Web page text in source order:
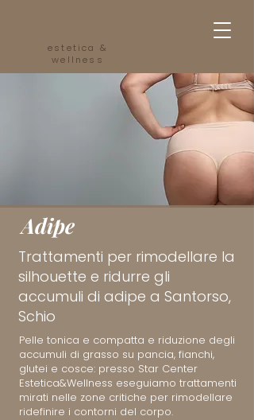
estetica &
wellness
Adipe
Trattamenti per rimodellare la
silhouette e ridurre gli
accumuli di adipe a Santorso,
Schio
Pelle tonica e compatta e riduzione degli
accumuli di grasso su pancia, fianchi,
glutei e cosce: presso Star Center
Estetica&Wellness eseguiamo trattamenti
mirati nelle zone critiche per rimodellare
ridefinire i contorni del corpo.